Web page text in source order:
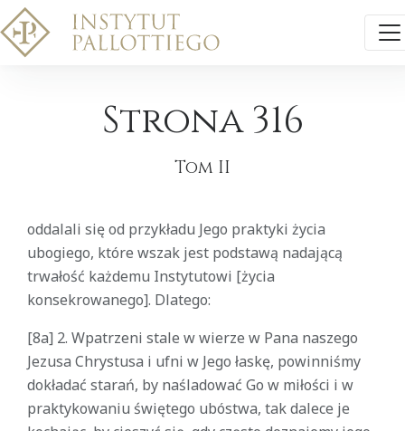
Strona 316
Tom II
oddalali się od przykładu Jego praktyki życia
ubogiego, które wszak jest podstawą nadającą
trwałość każdemu Instytutowi [życia
konsekrowanego]. Dlatego:
[8a] 2. Wpatrzeni stale w wierze w Pana naszego
Jezusa Chrystusa i ufni w Jego łaskę, powinniśmy
dokładać starań, by naśladować Go w miłości i w
praktykowaniu świętego ubóstwa, tak dalece je